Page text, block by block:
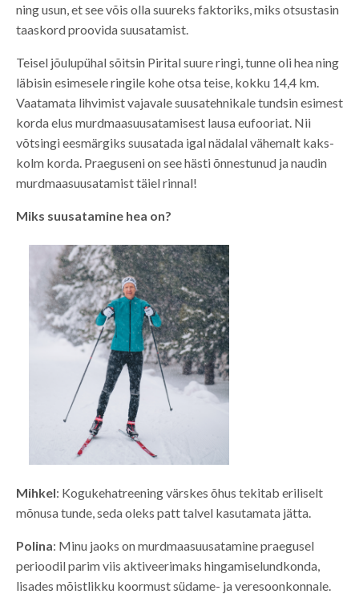
ning usun, et see võis olla suureks faktoriks, miks otsustasin
taaskord proovida suusatamist.
Teisel jõulupühal sõitsin Pirital suure ringi, tunne oli hea ning
läbisin esimesele ringile kohe otsa teise, kokku 14,4 km.
Vaatamata lihvimist vajavale suusatehnikale tundsin esimest
korda elus murdmaasuusatamisest lausa eufooriat. Nii
võtsingi eesmärgiks suusatada igal nädalal vähemalt kaks-
kolm korda. Praeguseni on see hästi õnnestunud ja naudin
murdmaasuusatamist täiel rinnal!
Miks suusatamine hea on?
Mihkel: Kogukehatreening värskes õhus tekitab eriliselt
mõnusa tunde, seda oleks patt talvel kasutamata jätta.
Polina: Minu jaoks on murdmaasuusatamine praegusel
perioodil parim viis aktiveerimaks hingamiselundkonda,
lisades mõistlikku koormust südame- ja veresoonkonnale.